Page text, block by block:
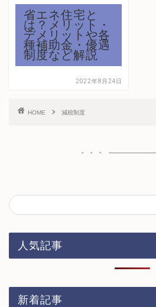
省エネ住宅と
は？メリット・
デメリットや各
種補助金・優遇
制度など解説
2022年8月24日
HOME 減税制度
人気記事
新着記事